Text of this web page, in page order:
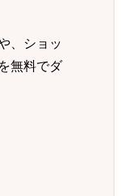
、ショッ
無料でダ